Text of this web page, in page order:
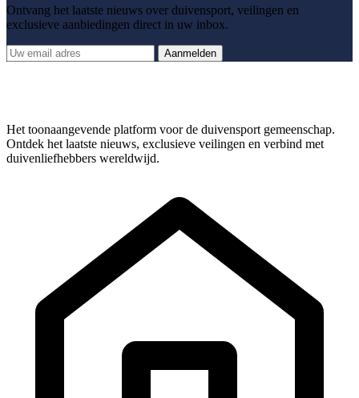
Ontvang het laatste nieuws over duivensport, veilingen en
exclusieve aanbiedingen direct in uw inbox.
Aanmelden
Het toonaangevende platform voor de duivensport gemeenschap.
Ontdek het laatste nieuws, exclusieve veilingen en verbind met
duivenliefhebbers wereldwijd.